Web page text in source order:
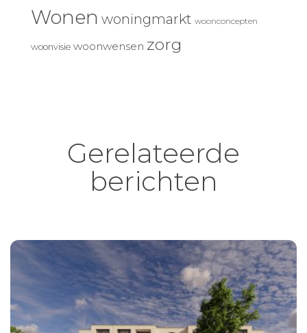
Wonen woningmarkt woonconcepten
woonvisie woonwensen zorg
Gerelateerde
berichten